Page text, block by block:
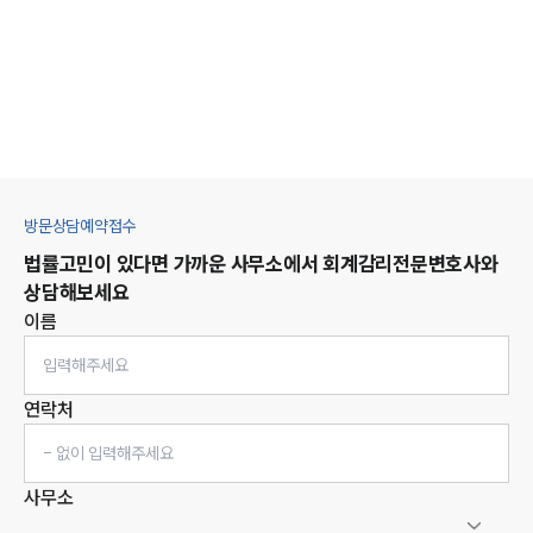
방문상담예약접수
법률고민이 있다면 가까운 사무소에서 회계감리 전문변호사와
상담해보세요
이름
연락처
사무소